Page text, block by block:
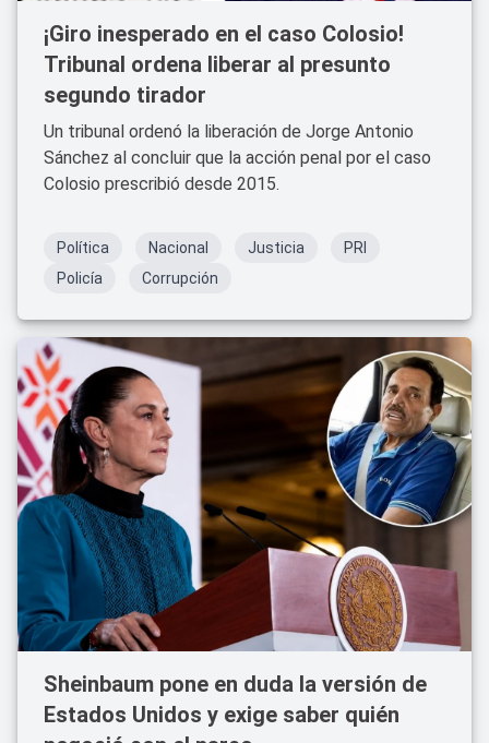
¡Giro inesperado en el caso Colosio!
Tribunal ordena liberar al presunto
segundo tirador
Un tribunal ordenó la liberación de Jorge Antonio
Sánchez al concluir que la acción penal por el caso
Colosio prescribió desde 2015.
Política Nacional Justicia
PRI
Policía
Corrupción
Sheinbaum pone en duda la versión de
Estados Unidos y exige saber quién